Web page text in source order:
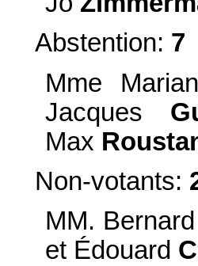
Abstention: 7
Mme
Jacques
Max
Non-votants:
MM. Bernard
et Édouard